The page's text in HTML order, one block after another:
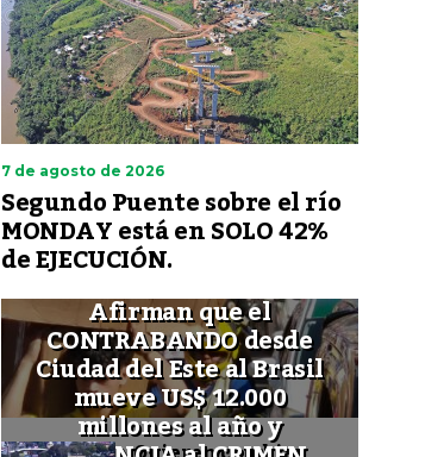
7 de agosto de 2026
Segundo Puente sobre el río
MONDAY está en SOLO 42%
de EJECUCIÓN.
Afirman que el
CONTRABANDO desde
Ciudad del Este al Brasil
mueve US$ 12.000
millones al año y